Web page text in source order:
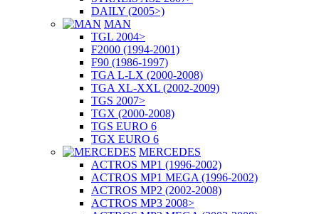
DAILY (2005>)
MAN
TGL 2004>
F2000 (1994-2001)
F90 (1986-1997)
TGA L-LX (2000-2008)
TGA XL-XXL (2002-2009)
TGS 2007>
TGX (2000-2008)
TGS EURO 6
TGX EURO 6
MERCEDES
ACTROS MP1 (1996-2002)
ACTROS MP1 MEGA (1996-2002)
ACTROS MP2 (2002-2008)
ACTROS MP3 2008>